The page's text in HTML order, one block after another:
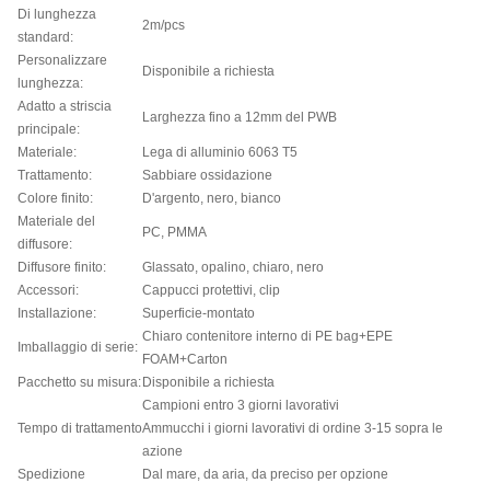
Di lunghezza
standard:
2m/pcs
Personalizzare
lunghezza:
Disponibile a richiesta
Adatto a striscia
principale:
Larghezza fino a 12mm del PWB
Materiale:
Lega di alluminio 6063 T5
Trattamento:
Sabbiare ossidazione
Colore finito:
D'argento, nero, bianco
Materiale del
diffusore:
PC, PMMA
Diffusore finito:
Glassato, opalino, chiaro, nero
Accessori:
Cappucci protettivi, clip
Installazione:
Superficie-montato
Imballaggio di serie:
Chiaro contenitore interno di PE bag+EPE
FOAM+Carton
Pacchetto su misura:Disponibile a richiesta
Tempo di trattamento
Campioni entro 3 giorni lavorativi
Ammucchi i giorni lavorativi di ordine 3-15 sopra le
azione
Spedizione
Dal mare, da aria, da preciso per opzione